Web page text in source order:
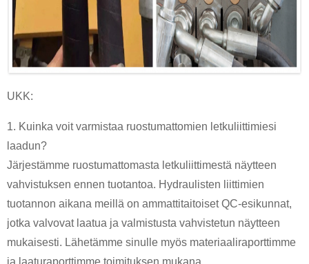
UKK:
1. Kuinka voit varmistaa ruostumattomien letkuliittimiesi
laadun?
Järjestämme ruostumattomasta letkuliittimestä näytteen
vahvistuksen ennen tuotantoa. Hydraulisten liittimien
tuotannon aikana meillä on ammattitaitoiset QC-esikunnat,
jotka valvovat laatua ja valmistusta vahvistetun näytteen
mukaisesti. Lähetämme sinulle myös materiaaliraporttimme